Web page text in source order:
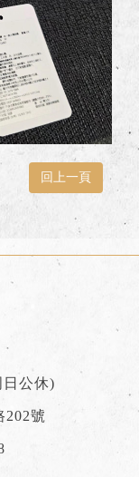
回上一頁
公休)
202號